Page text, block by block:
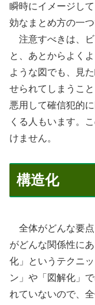
瞬時にイメージし
効なまとめ方の一つ
注意すべきは、ビ
と、あとからよく
ような図でも、見
せられてしまうこ
悪用して確信犯的
くる人もいます。
けません。
構造化
全体がどんな要点
がどんな関係性に
化」というテクニ
ン」や「図解化」
れていないので、